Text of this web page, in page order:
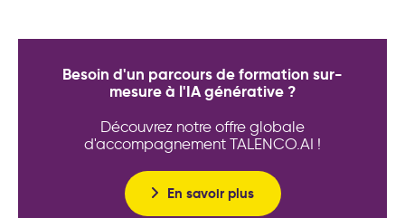
Besoin d'un parcours de formation sur-
mesure à l'IA générative ?
Découvrez notre offre globale
d'accompagnement TALENCO.AI !
En savoir plus